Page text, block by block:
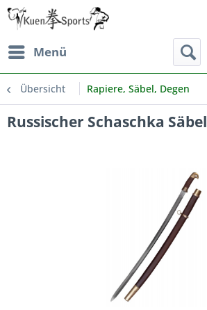
Menü
Übersicht Rapiere, Säbel, Degen
Russischer Schaschka Säbel